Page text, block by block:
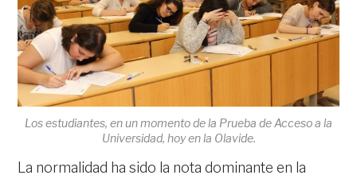
Los estudiantes, en un momento de la Prueba de Acceso a la
Universidad, hoy en la Olavide.
La normalidad ha sido la nota dominante en la